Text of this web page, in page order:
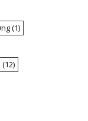
(1)
(12)